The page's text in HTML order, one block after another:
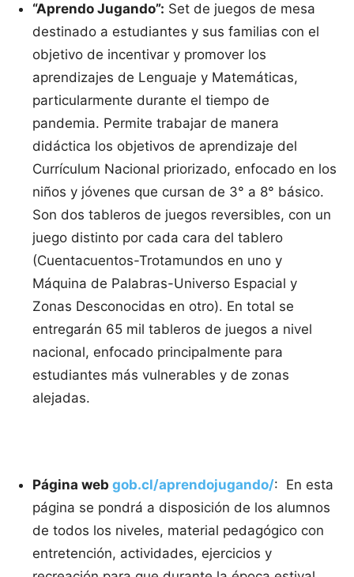
“Aprendo Jugando”: Set de juegos de mesa
destinado a estudiantes y sus familias con el
objetivo de incentivar y promover los
aprendizajes de Lenguaje y Matemáticas,
particularmente durante el tiempo de
pandemia. Permite trabajar de manera
didáctica los objetivos de aprendizaje del
Currículum Nacional priorizado, enfocado en los
niños y jóvenes que cursan de 3° a 8° básico.
Son dos tableros de juegos reversibles, con un
juego distinto por cada cara del tablero
(Cuentacuentos-Trotamundos en uno y
Máquina de Palabras-Universo Espacial y
Zonas Desconocidas en otro). En total se
entregarán 65 mil tableros de juegos a nivel
nacional, enfocado principalmente para
estudiantes más vulnerables y de zonas
alejadas.
Página web gob.cl/aprendojugando/: En esta
página se pondrá a disposición de los alumnos
de todos los niveles, material pedagógico con
entretención, actividades, ejercicios y